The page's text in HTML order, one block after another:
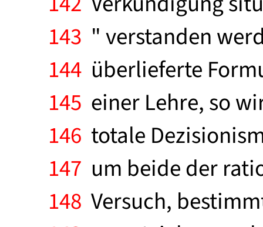
143 " verstanden
144 überlieferte
145 einer Lehre, so
146 totale
147 um beide der
148 Versuch,